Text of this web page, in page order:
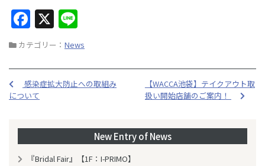
F
a
c
e
b
o
k
X
n
e
カテゴリー： News
感染症拡大防止への取組み
について
【WACCA池袋】テイクアウト取
扱い開始店舗のご案内！
New Entry of News
『Bridal Fair』【1F：I-PRIMO】